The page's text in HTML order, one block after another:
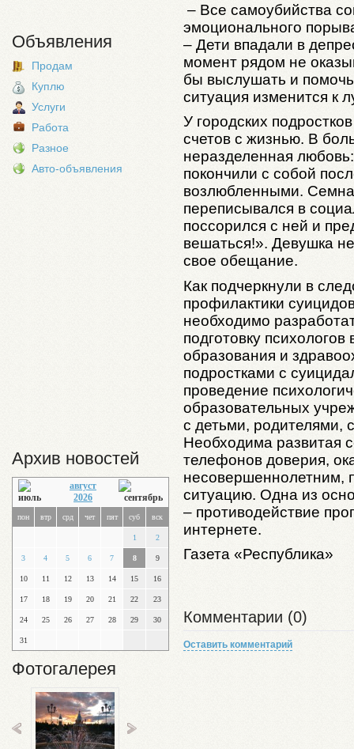
Объявления
Продам
Куплю
Услуги
Работа
Разное
Авто-объявления
Архив новостей
август
2026
пон втр срд чет пят суб вск
1 2
3 4 5 6 7 8 9
10 11 12 13 14 15 16
17 18 19 20 21 22 23
24 25 26 27 28 29 30
31
Фотогалерея
– Все самоубийства
эмоционального
– Дети впадали в
момент рядом не
бы выслушать и
ситуация изменится к
У городских
счетов с жизнью. В
неразделенная
покончили с собой
возлюбленными.
переписывался в
поссорился с ней и
вешаться!». Девушка
свое обещание.
Как подчеркнули в
профилактики
необходимо
подготовку
образования и
подростками с
проведение
образовательных
с детьми, родителями,
Необходима развитая
телефонов доверия,
несовершеннолетним,
ситуацию. Одна из
– противодействие
интернете.
Газета «Республика»
Комментарии (0)
Оставить комментарий